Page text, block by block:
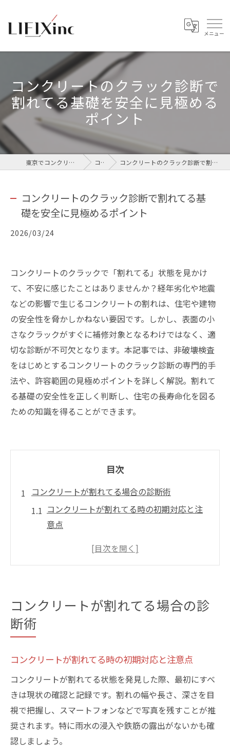
コンクリートのクラック診断で
割れてる基礎を安全に見極める
ポイント
東京でコンクリートなら株式会社LIFIX コラム コンクリートのクラック診断で割れてる基礎を安全に見極めるポイント
コンクリートのクラック診断で割れてる基
礎を安全に見極めるポイント
2026/03/24
コンクリートのクラックで「割れてる」状態を見かけ
て、不安に感じたことはありませんか？経年劣化や地震
などの影響で生じるコンクリートの割れは、住宅や建物
の安全性を脅かしかねない要因です。しかし、表面の小
さなクラックがすぐに補修対象となるわけではなく、適
切な診断が不可欠となります。本記事では、非破壊検査
をはじめとするコンクリートのクラック診断の専門的手
法や、許容範囲の見極めポイントを詳しく解説。割れて
る基礎の安全性を正しく判断し、住宅の長寿命化を図る
ための知識を得ることができます。
目次
コンクリートが割れてる場合の診断術
コンクリートが割れてる時の初期対応と注
意点
割れてるクラックの簡易診断方法を解説
確認
ひび割れ調査で安全性を正しく見極める
コンクリート割れてる基礎の安全性調査の
流れ
ひび割れ調査方法で見逃せないポイントを
解説
割れてる場合に参考にしたい補修補強指針
コンクリートが割れてる場合の診
断術
コンクリートが割れてる時の初期対応と注意点
コンクリートが割れてる状態を発見した際、最初にすべ
きは現状の確認と記録です。割れの幅や長さ、深さを目
視で把握し、スマートフォンなどで写真を残すことが推
奨されます。特に雨水の浸入や鉄筋の露出がないかも確
認しましょう。